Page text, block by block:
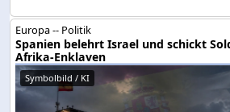
Europa -- Politik
Spanien belehrt Israel und schickt
Afrika-Enklaven
Symbolbild / KI